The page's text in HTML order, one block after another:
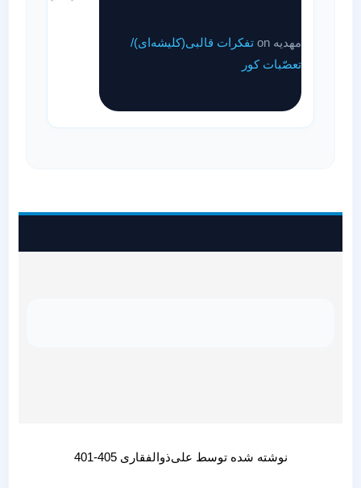
مهدیه on
تفکرات قالبی(کلیشه‌ای)/
تعصّبات کور
نوشته شده توسط علی‌ذوالفقاری 405-401